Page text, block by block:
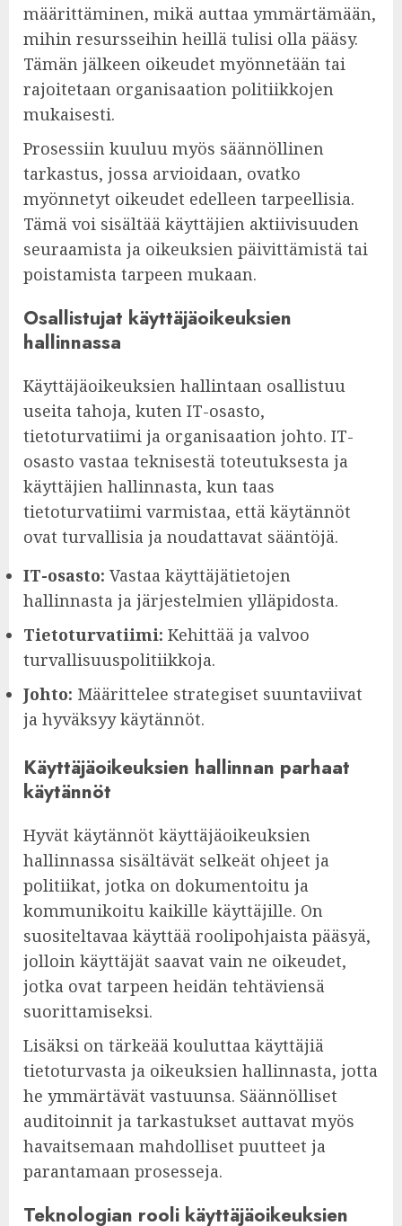
määrittäminen, mikä auttaa ymmärtämään,
mihin resursseihin heillä tulisi olla pääsy.
Tämän jälkeen oikeudet myönnetään tai
rajoitetaan organisaation politiikkojen
mukaisesti.
Prosessiin kuuluu myös säännöllinen
tarkastus, jossa arvioidaan, ovatko
myönnetyt oikeudet edelleen tarpeellisia.
Tämä voi sisältää käyttäjien aktiivisuuden
seuraamista ja oikeuksien päivittämistä tai
poistamista tarpeen mukaan.
Osallistujat käyttäjäoikeuksien
hallinnassa
Käyttäjäoikeuksien hallintaan osallistuu
useita tahoja, kuten IT-osasto,
tietoturvatiimi ja organisaation johto. IT-
osasto vastaa teknisestä toteutuksesta ja
käyttäjien hallinnasta, kun taas
tietoturvatiimi varmistaa, että käytännöt
ovat turvallisia ja noudattavat sääntöjä.
IT-osasto: Vastaa käyttäjätietojen
hallinnasta ja järjestelmien ylläpidosta.
Tietoturvatiimi: Kehittää ja valvoo
turvallisuuspolitiikkoja.
Johto: Määrittelee strategiset suuntaviivat
ja hyväksyy käytännöt.
Käyttäjäoikeuksien hallinnan parhaat
käytännöt
Hyvät käytännöt käyttäjäoikeuksien
hallinnassa sisältävät selkeät ohjeet ja
politiikat, jotka on dokumentoitu ja
kommunikoitu kaikille käyttäjille. On
suositeltavaa käyttää roolipohjaista pääsyä,
jolloin käyttäjät saavat vain ne oikeudet,
jotka ovat tarpeen heidän tehtäviensä
suorittamiseksi.
Lisäksi on tärkeää kouluttaa käyttäjiä
tietoturvasta ja oikeuksien hallinnasta, jotta
he ymmärtävät vastuunsa. Säännölliset
auditoinnit ja tarkastukset auttavat myös
havaitsemaan mahdolliset puutteet ja
parantamaan prosesseja.
Teknologian rooli käyttäjäoikeuksien